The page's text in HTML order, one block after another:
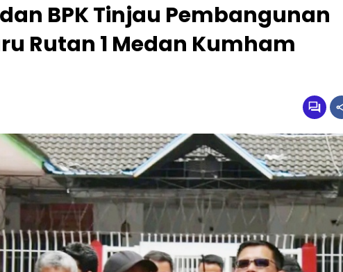
BPK Tinjau Pembangunan
Rutan 1 Medan Kumham